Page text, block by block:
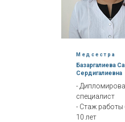
Медсестра
Базаргалиева
Сердигалиевна
-
специалист
- Стаж работы
10 лет